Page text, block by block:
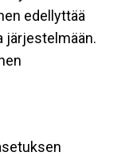
edellyttää
järjestelmään.